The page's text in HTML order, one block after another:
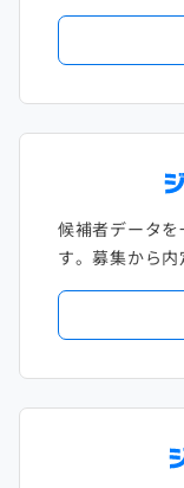
候補者データ
す。募集から内